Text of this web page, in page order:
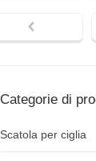
Categorie di
Scatola per ciglia